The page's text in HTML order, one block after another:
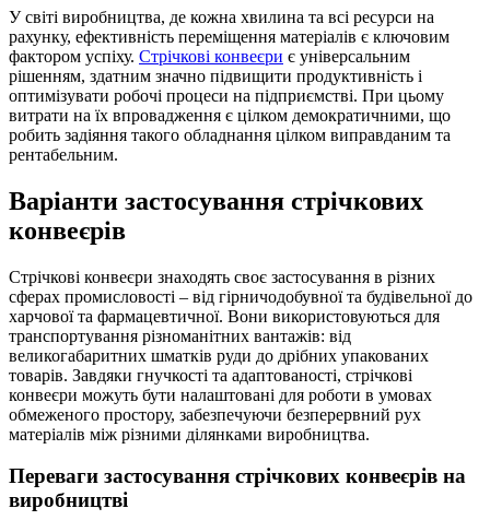
У світі виробництва, де кожна хвилина та всі ресурси на
рахунку, ефективність переміщення матеріалів є ключовим
фактором успіху. Стрічкові конвеєри є універсальним
рішенням, здатним значно підвищити продуктивність і
оптимізувати робочі процеси на підприємстві. При цьому
витрати на їх впровадження є цілком демократичними, що
робить задіяння такого обладнання цілком виправданим та
рентабельним.
Варіанти застосування стрічкових
конвеєрів
Стрічкові конвеєри знаходять своє застосування в різних
сферах промисловості – від гірничодобувної та будівельної до
харчової та фармацевтичної. Вони використовуються для
транспортування різноманітних вантажів: від
великогабаритних шматків руди до дрібних упакованих
товарів. Завдяки гнучкості та адаптованості, стрічкові
конвеєри можуть бути налаштовані для роботи в умовах
обмеженого простору, забезпечуючи безперервний рух
матеріалів між різними ділянками виробництва.
Переваги застосування стрічкових конвеєрів на
виробництві